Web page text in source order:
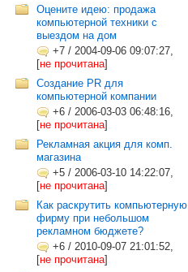
Оцените идею: продажа
компьютерной техники с
выездом на дом
+7 / 2004-09-06 09:07:27,
[не прочитана]
Создание PR для
компьютерной компании
+6 / 2006-03-03 06:48:16,
[не прочитана]
Рекламная акция для комп.
магазина
+5 / 2006-03-10 14:22:07,
[не прочитана]
Как раскрутить компьютерную
фирму при небольшом
рекламном бюджете?
+6 / 2010-09-07 21:01:52,
[не прочитана]